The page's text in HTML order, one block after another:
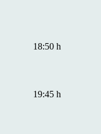
18:50 h
19:45 h